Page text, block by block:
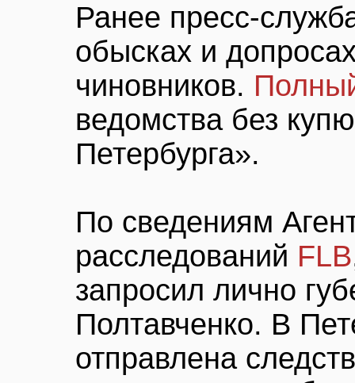
Ранее пресс-
обысках и
чиновников.
ведомства без
Петербурга».
По сведениям
расследований FLB
запросил лично
Полтавченко. В
отправлена